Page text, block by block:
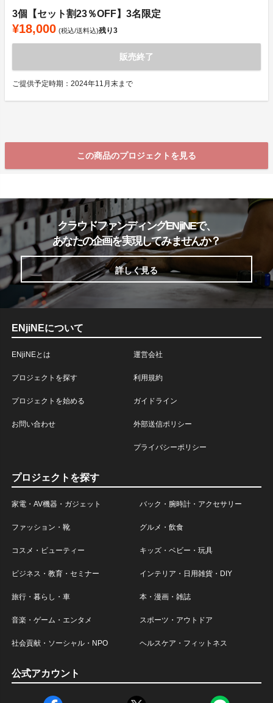
3個【セット割23％OFF】3名限定
¥18,000 (税込/送料込)残り3
販売終了
ご提供予定時期：2024年11月末まで
この商品のプロジェクトを見る
クラウドファンディングENjiNEで、
あなたの企画を実現してみませんか？
詳しく見る
ENjiNEについて
ENjiNEとは
プロジェクトを探す
プロジェクトを始める
お問い合わせ
運営会社
利用規約
ガイドライン
外部送信ポリシー
プライバシーポリシー
プロジェクトを探す
家電・AV機器・ガジェット バック・腕時計・アクセサリー
ファッション・靴 グルメ・飲食
コスメ・ビューティー キッズ・ベビー・玩具
ビジネス・教育・セミナー インテリア・日用雑貨・DIY
旅行・暮らし・車 本・漫画・雑誌
音楽・ゲーム・エンタメ スポーツ・アウトドア
社会貢献・ソーシャル・NPO ヘルスケア・フィットネス
公式アカウント